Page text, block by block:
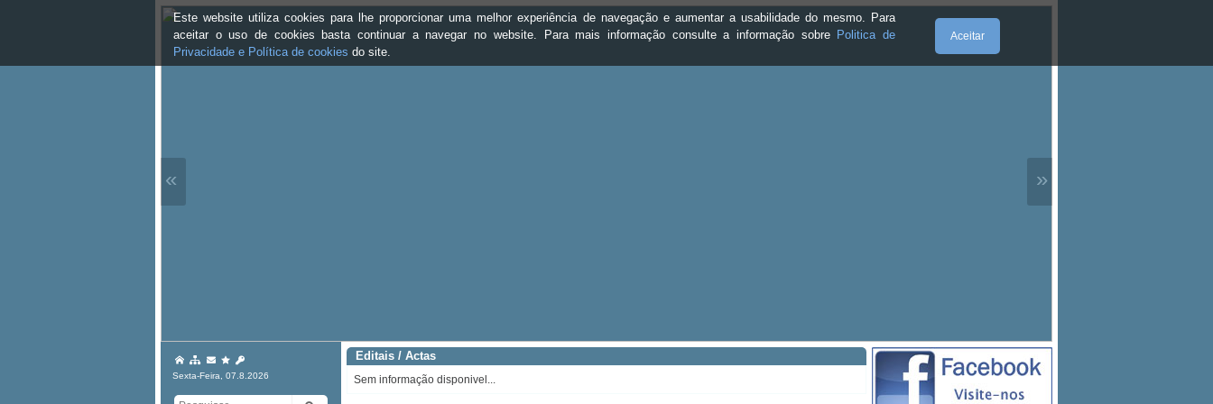
Este website utiliza cookies para lhe proporcionar uma melhor experiência de navegação e aumentar a usabilidade do mesmo. Para
aceitar o uso de cookies basta continuar a navegar no website. Para mais informação consulte a informação sobre Politica de
Privacidade e Política de cookies do site.
Aceitar
« »
Sexta-Feira, 07.8.2026
Editais / Actas
Sem informação disponivel...